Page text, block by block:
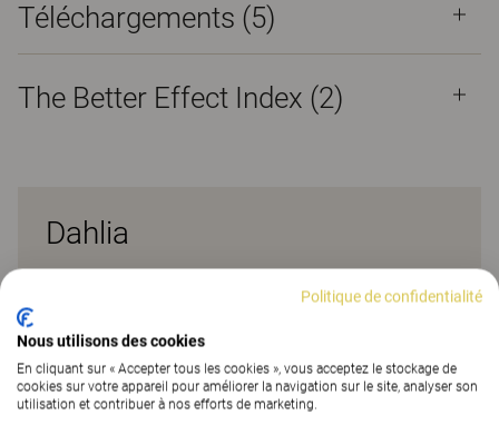
Téléchargements (5)
The Better Effect Index (2)
Dahlia
idéal pour les intérieurs publics de demain. Les
canapés d’angle Dahlia peuvent être personnalisés
pour former différentes constellations, stimulant la
créativité tout en garantissant la flexibilité. Le
design de Dahlia offre différentes sensations
Politique de confidentialité
Nous utilisons des cookies
En cliquant sur « Accepter tous les cookies », vous acceptez le stockage de
cookies sur votre appareil pour améliorer la navigation sur le site, analyser son
utilisation et contribuer à nos efforts de marketing.